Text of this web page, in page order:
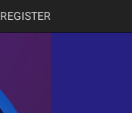
REGISTER